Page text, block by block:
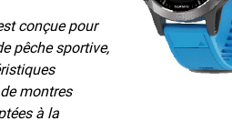
conçue pour
pêche sportive,
montres
à la